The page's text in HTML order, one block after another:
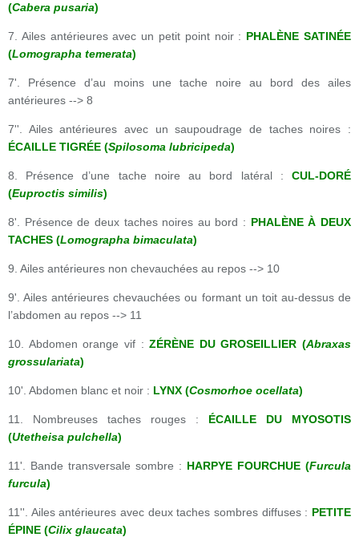
(Cabera pusaria)
7. Ailes antérieures avec un petit point noir : PHALÈNE SATINÉE
(Lomographa temerata)
7'. Présence d’au moins une tache noire au bord des ailes
antérieures --> 8
7''. Ailes antérieures avec un saupoudrage de taches noires :
ÉCAILLE TIGRÉE (Spilosoma lubricipeda)
8. Présence d’une tache noire au bord latéral : CUL-DORÉ
(Euproctis similis)
8'. Présence de deux taches noires au bord : PHALÈNE À DEUX
TACHES (Lomographa bimaculata)
9. Ailes antérieures non chevauchées au repos --> 10
9'. Ailes antérieures chevauchées ou formant un toit au-dessus de
l’abdomen au repos --> 11
10. Abdomen orange vif :ZÉRÈNE DU GROSEILLIER (Abraxas
grossulariata)
10'. Abdomen blanc et noir : LYNX (Cosmorhoe ocellata)
11. Nombreuses taches rouges : ÉCAILLE DU MYOSOTIS
(Utetheisa pulchella)
11'. Bande transversale sombre : HARPYE FOURCHUE (Furcula
furcula)
11''. Ailes antérieures avec deux taches sombres diffuses : PETITE
ÉPINE (Cilix glaucata)